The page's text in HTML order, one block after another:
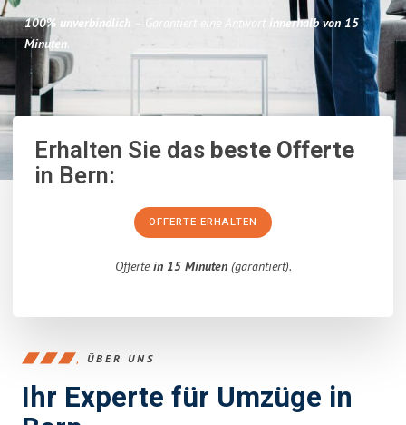
100% unverbindlich – Garantiert eine Antwort
innerhalb von 15
Minuten.
Erhalten Sie dasbeste Offerte
in Bern:
OFFERTE ERHALTEN
Offertein 15 Minuten(garantiert).
ÜBER UNS
Ihr Experte für Umzüge in